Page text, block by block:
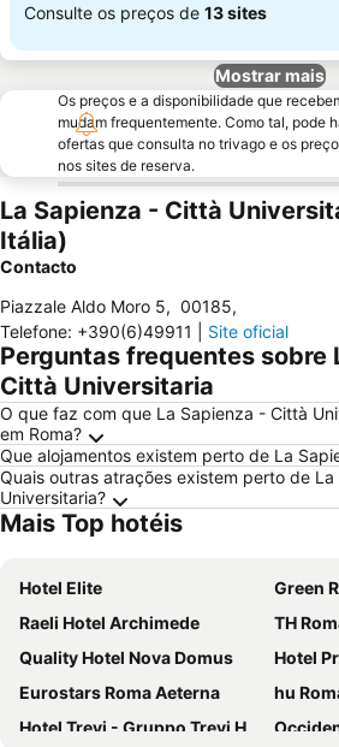
Consulte os preços de 13 sites
Mostrar mais
Os preços e a disponibilidade que
mudam frequentemente. Como tal, pode
ofertas que consulta no trivago e os
nos sites de reserva.
La Sapienza - Città
Itália)
Contacto
Piazzale Aldo Moro 5, 00185,
Telefone: +390(6)49911 Site oficial
Perguntas frequentes sobre
Città Universitaria
O que faz com que La Sapienza - Città
em Roma?
Que alojamentos existem perto de La
Quais outras atrações existem perto de
Universitaria?
Mais Top hotéis
Hotel Elite
Green
Raeli Hotel Archimede
TH
Quality Hotel Nova Domus
Hotel
Eurostars Roma Aeterna
hu
Hotel Trevi - Gruppo Trevi Hotels